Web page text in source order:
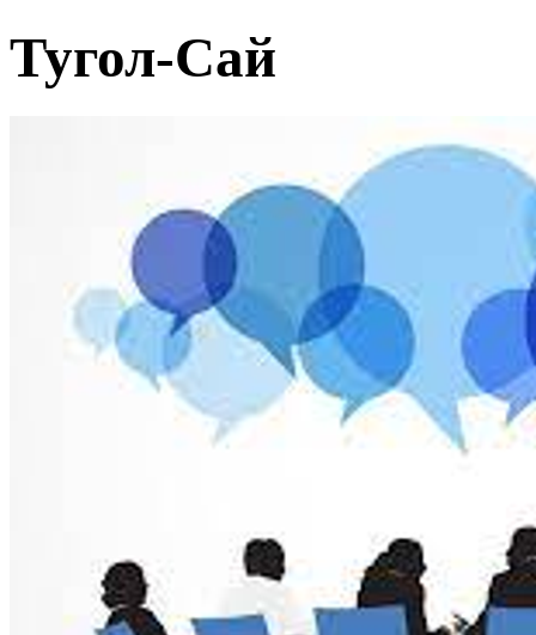
Тугол-Сай